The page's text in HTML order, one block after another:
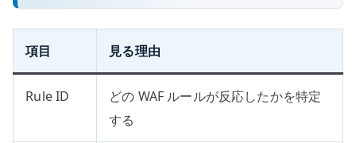
項目 見る理由
Rule ID
どの WAF ルールが反応したかを特定
する